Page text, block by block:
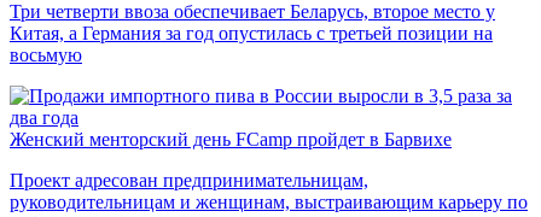
Три четверти ввоза обеспечивает Беларусь, второе место у
Китая, а Германия за год опустилась с третьей позиции на
восьмую
Женский менторский день FCamp пройдет в Барвихе
Проект адресован предпринимательницам,
руководительницам и женщинам, выстраивающим карьеру по